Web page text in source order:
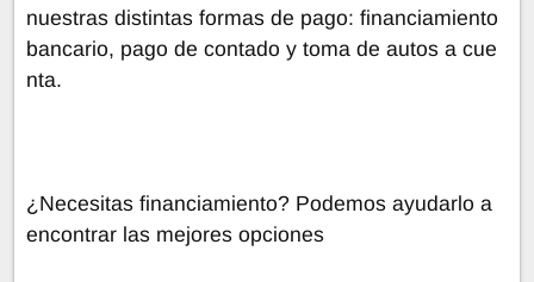
nuestras distintas formas de pago: financiamiento
bancario, pago de contado y toma de autos a cue
nta.
¿Necesitas financiamiento? Podemos ayudarlo a
encontrar las mejores opciones